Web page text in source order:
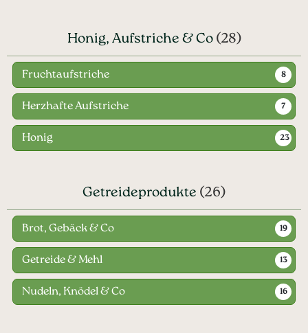
Honig, Aufstriche & Co (28)
Fruchtaufstriche 8
Herzhafte Aufstriche 7
Honig 23
Getreideprodukte (26)
Brot, Gebäck & Co 19
Getreide & Mehl 13
Nudeln, Knödel & Co 16